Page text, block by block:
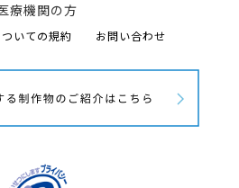
療機関の方
いての規約 お問い合わせ